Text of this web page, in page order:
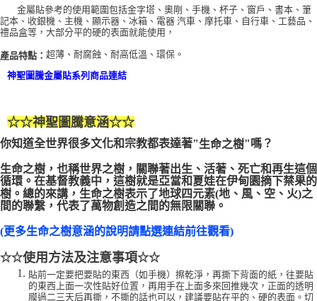
付款後門市自取
免運費
金屬貼參考的使用範圍包括金字塔、奧剛、手機、杯子、窗戶、書本、筆
記本、收銀機、主機、顯示器、冰箱、電器 汽車、摩托車、自行車、工藝品、
禮品盒等，大部分平的硬的表面就能使用，
產品特點： 超薄、耐腐蝕、耐高低溫、環保。
神聖圖騰金屬貼系列商品連結
☆☆神聖圖騰意涵☆☆
你知道全世界很多文化和宗教都表達著"生命之樹"嗎？
生命之樹，也稱世界之樹，關聯著出生、活著、死亡和再生這個
循環。在基督教義中，這樹就是亞當和夏娃在伊甸園摘下禁果的
樹。總的來講，生命之樹表示了地球四元素(地、風、空、火)之
間的聯繫，代表了萬物創造之間的無限關聯。
(更多生命之樹意涵的說明請點選連結前往觀看)
☆☆使用方法及注意事項☆☆
貼前一定要把要貼的東西（如手機）擦乾淨，再撕下背面的紙，往要貼
的東西上面一次性貼好位置，再用手在上面多來回推幾次，正面的透明
膜過二三天后再撕，不撕的話也可以，建議要貼在平的、硬的表面。切